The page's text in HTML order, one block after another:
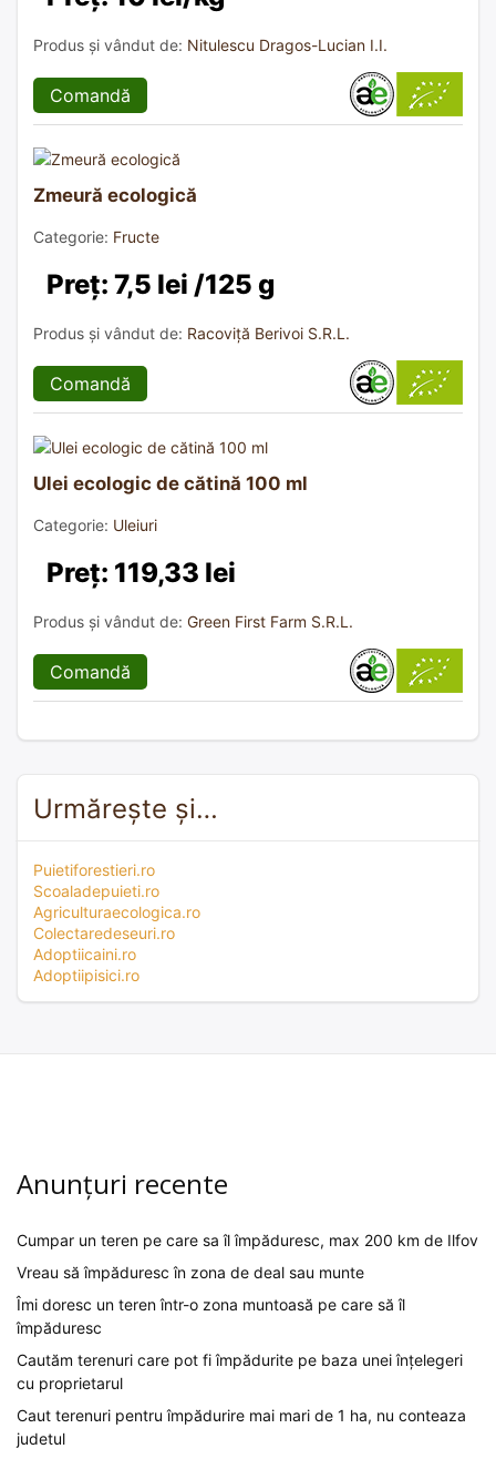
Produs și vândut de: Nitulescu Dragos-Lucian I.I.
Comandă
Zmeură ecologică
Categorie: Fructe
Preț: 7,5 lei /125 g
Produs și vândut de: Racoviță Berivoi S.R.L.
Comandă
Ulei ecologic de cătină 100 ml
Categorie: Uleiuri
Preț: 119,33 lei
Produs și vândut de: Green First Farm S.R.L.
Comandă
Urmărește și…
Puietiforestieri.ro
Scoaladepuieti.ro
Agriculturaecologica.ro
Colectaredeseuri.ro
Adoptiicaini.ro
Adoptiipisici.ro
Anunțuri recente
Cumpar un teren pe care sa îl împăduresc, max 200 km de Ilfov
Vreau să împăduresc în zona de deal sau munte
Îmi doresc un teren într-o zona muntoasă pe care să îl
împăduresc
Cautăm terenuri care pot fi împădurite pe baza unei înțelegeri
cu proprietarul
Caut terenuri pentru împădurire mai mari de 1 ha, nu conteaza
judetul